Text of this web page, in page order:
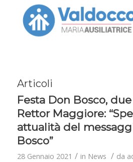
Articoli
Festa Don Bosco,
Rettor Maggiore:
attualità del
Bosco”
28 Gennaio 2021 / in News / da